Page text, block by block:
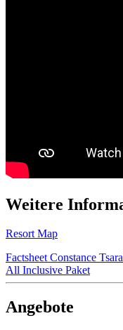
Weitere
Resort Map
Factsheet Constance
All Inclusive Paket
Angebote